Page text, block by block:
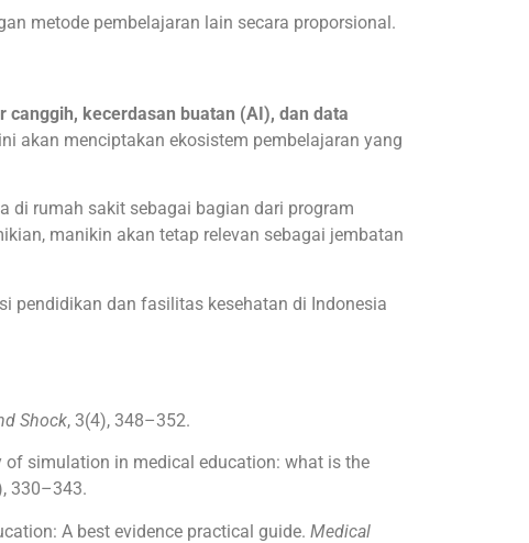
metode pembelajaran lain secara proporsional.
canggih, kecerdasan buatan (AI), dan data
akan menciptakan ekosistem pembelajaran yang
di rumah sakit sebagai bagian dari program
manikin akan tetap relevan sebagai jembatan
pendidikan dan fasilitas kesehatan di Indonesia
Shock, 3(4), 348–352.
of simulation in medical education: what is the
330–343.
A best evidence practical guide. Medical